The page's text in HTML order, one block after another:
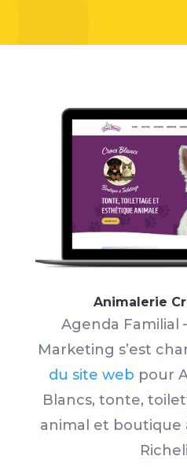
Animalerie
Agenda Familial
Marketing s’est
du site web pour
Blancs, tonte,
animal et boutique